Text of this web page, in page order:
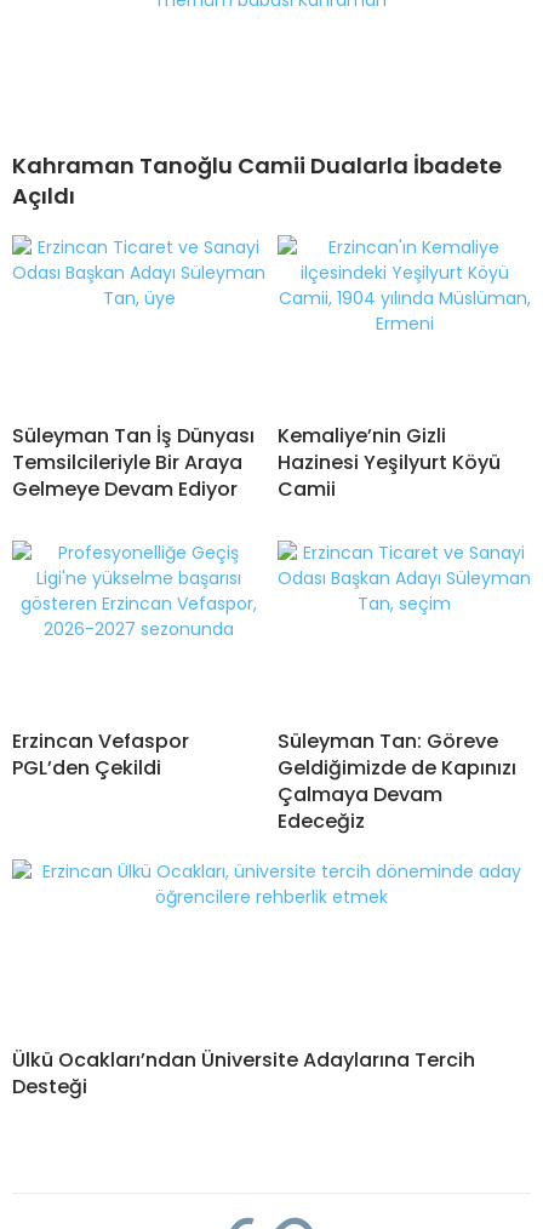
Kahraman Tanoğlu Camii Dualarla İbadete
Açıldı
Süleyman Tan İş Dünyası
Temsilcileriyle Bir Araya
Gelmeye Devam Ediyor
Kemaliye’nin Gizli
Hazinesi Yeşilyurt Köyü
Camii
Erzincan Vefaspor
PGL’den Çekildi
Süleyman Tan: Göreve
Geldiğimizde de Kapınızı
Çalmaya Devam
Edeceğiz
Ülkü Ocakları’ndan Üniversite Adaylarına Tercih
Desteği